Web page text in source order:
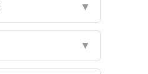
▼
▼